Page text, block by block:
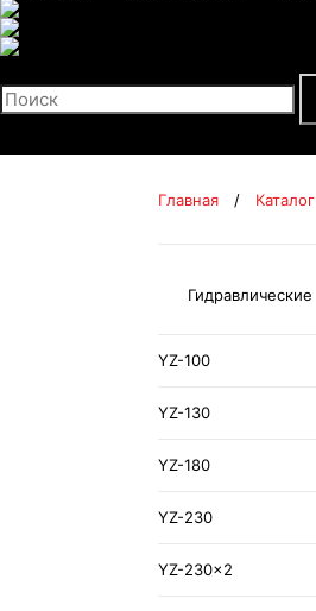
Главная / Каталог
Гидравлические
YZ-100
YZ-130
YZ-180
YZ-230
YZ-230×2